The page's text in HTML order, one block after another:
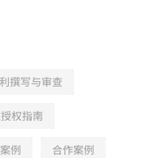
撰写与审查
权指南
例 合作案例